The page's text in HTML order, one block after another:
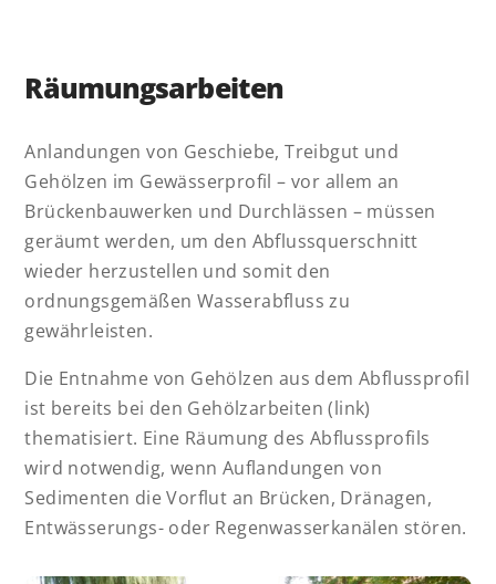
Räumungsarbeiten
Anlandungen von Geschiebe, Treibgut und
Gehölzen im Gewässerprofil – vor allem an
Brückenbauwerken und Durchlässen – müssen
geräumt werden, um den Abflussquerschnitt
wieder herzustellen und somit den
ordnungsgemäßen Wasserabfluss zu
gewährleisten.
Die Entnahme von Gehölzen aus dem Abflussprofil
ist bereits bei den Gehölzarbeiten (link)
thematisiert. Eine Räumung des Abflussprofils
wird notwendig, wenn Auflandungen von
Sedimenten die Vorflut an Brücken, Dränagen,
Entwässerungs- oder Regenwasserkanälen stören.